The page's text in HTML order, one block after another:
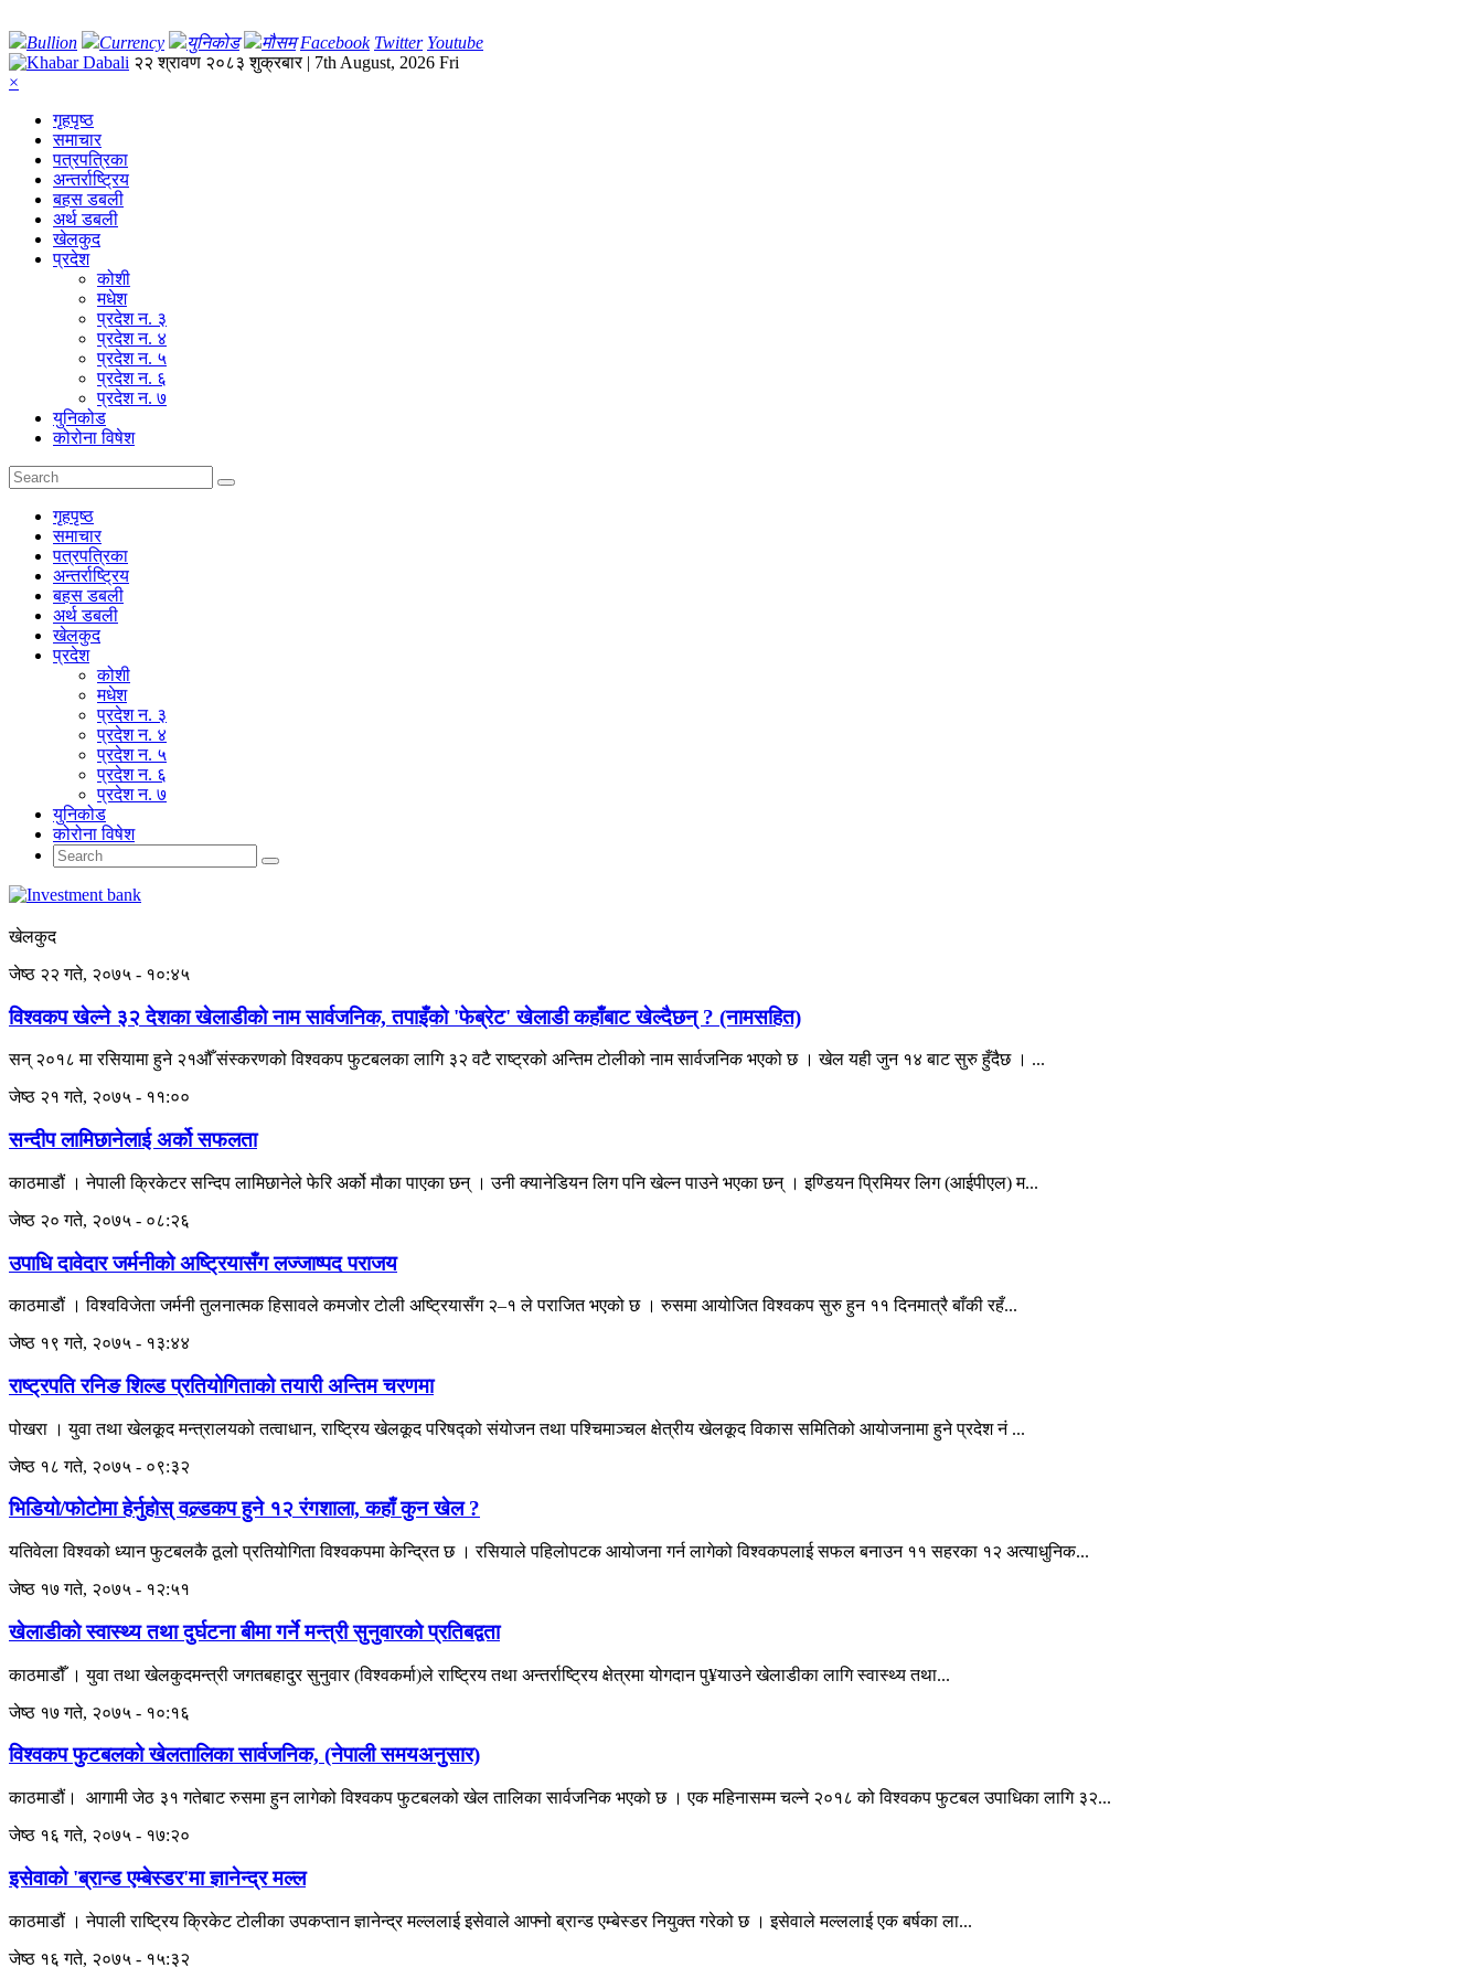
Bullion Currency युनिकोड मौसम Facebook Twitter Youtube
२२ श्रावण २०८३ शुक्रबार | 7th August, 2026 Fri
×
गृहपृष्‍ठ
समाचार
पत्रपत्रिका
अन्तर्राष्ट्रिय
बहस डबली
अर्थ डबली
खेलकुद
प्रदेश
कोशी
मधेश
प्रदेश न. ३
प्रदेश न. ४
प्रदेश न. ५
प्रदेश न. ६
प्रदेश न. ७
युनिकोड
कोरोना विषेश
गृहपृष्‍ठ
समाचार
पत्रपत्रिका
अन्तर्राष्ट्रिय
बहस डबली
अर्थ डबली
खेलकुद
प्रदेश
कोशी
मधेश
प्रदेश न. ३
प्रदेश न. ४
प्रदेश न. ५
प्रदेश न. ६
प्रदेश न. ७
युनिकोड
कोरोना विषेश
खेलकुद
जेष्ठ २२ गते, २०७५ - १०:४५
विश्वकप खेल्ने ३२ देशका खेलाडीको नाम सार्वजनिक, तपाइँको 'फेब्रेट' खेलाडी कहाँबाट खेल्दैछन् ? (नामसहित)
सन् २०१८ मा रसियामा हुने २१औँ संस्करणको विश्वकप फुटबलका लागि ३२ वटै राष्ट्रको अन्तिम टोलीको नाम सार्वजनिक भएको छ । खेल यही जुन १४ बाट सुरु हुँदैछ । ...
जेष्ठ २१ गते, २०७५ - ११:००
सन्दीप लामिछानेलाई अर्को सफलता
काठमाडौं । नेपाली क्रिकेटर सन्दिप लामिछानेले फेरि अर्को मौका पाएका छन् । उनी क्यानेडियन लिग पनि खेल्न पाउने भएका छन् । इण्डियन प्रिमियर लिग (आईपीएल) म...
जेष्ठ २० गते, २०७५ - ०८:२६
उपाधि दावेदार जर्मनीको अष्ट्रियासँग लज्जाष्पद पराजय
काठमाडौं । विश्वविजेता जर्मनी तुलनात्मक हिसावले कमजोर टोली अष्ट्रियासँग २–१ ले पराजित भएको छ । रुसमा आयोजित विश्वकप सुरु हुन ११ दिनमात्रै बाँकी रहँ...
जेष्ठ १९ गते, २०७५ - १३:४४
राष्ट्रपति रनिङ शिल्ड प्रतियोगिताको तयारी अन्तिम चरणमा
पोखरा । युवा तथा खेलकूद मन्त्रालयको तत्वाधान, राष्ट्रिय खेलकूद परिषद्को संयोजन तथा पश्चिमाञ्चल क्षेत्रीय खेलकूद विकास समितिको आयोजनामा हुने प्रदेश नं ...
जेष्ठ १८ गते, २०७५ - ०९:३२
भिडियो/फोटोमा हेर्नुहोस् वल्र्डकप हुने १२ रंगशाला, कहाँ कुन खेल ?
यतिवेला विश्वको ध्यान फुटबलकै ठूलो प्रतियोगिता विश्वकपमा केन्द्रित छ । रसियाले पहिलोपटक आयोजना गर्न लागेको विश्वकपलाई सफल बनाउन ११ सहरका १२ अत्याधुनिक...
जेष्ठ १७ गते, २०७५ - १२:५१
खेलाडीको स्वास्थ्य तथा दुर्घटना बीमा गर्ने मन्त्री सुनुवारको प्रतिबद्वता
काठमाडौँ । युवा तथा खेलकुदमन्त्री जगतबहादुर सुनुवार (विश्वकर्मा)ले राष्ट्रिय तथा अन्तर्राष्ट्रिय क्षेत्रमा योगदान पु¥याउने खेलाडीका लागि स्वास्थ्य तथा...
जेष्ठ १७ गते, २०७५ - १०:१६
विश्वकप फुटबलको खेलतालिका सार्वजनिक, (नेपाली समयअनुसार)
काठमाडौं। आगामी जेठ ३१ गतेबाट रुसमा हुन लागेको विश्वकप फुटबलको खेल तालिका सार्वजनिक भएको छ । एक महिनासम्म चल्ने २०१८ को विश्वकप फुटबल उपाधिका लागि ३२...
जेष्ठ १६ गते, २०७५ - १७:२०
इसेवाको 'ब्रान्ड एम्बेस्डर'मा ज्ञानेन्द्र मल्ल
काठमाडौं । नेपाली राष्ट्रिय क्रिकेट टोलीका उपकप्तान ज्ञानेन्द्र मल्ललाई इसेवाले आफ्नो ब्रान्ड एम्बेस्डर नियुक्त गरेको छ । इसेवाले मल्ललाई एक बर्षका ला...
जेष्ठ १६ गते, २०७५ - १५:३२